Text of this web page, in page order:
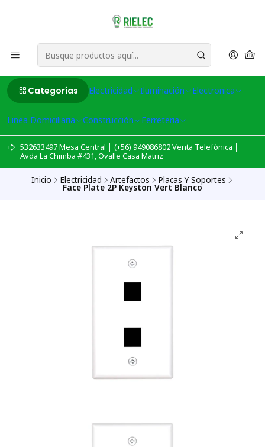
Categorías Electricidad Iluminación Electronica
Linea Domiciliaria Construcción Ferreteria
532633497 Mesa Central │ (+56) 949086802 Venta Telefónica │
Avda La Chimba #431, Ovalle Casa Matriz
Inicio Electricidad Artefactos Placas Y Soportes
Face Plate 2P Keyston Vert Blanco